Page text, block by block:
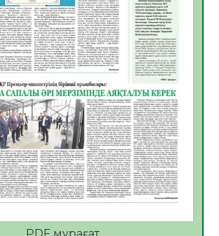
туралы мәлімет
41
облысы полиция
20 мыңнан астам
қауіпсіздігін қамтамасыз етті
55
«САНАЛЫ ҰРПАҚ –
АТТЫ КЕҢЕЙТІЛГЕН
55
Азиядағы көшуге ең
PDF мұрағат